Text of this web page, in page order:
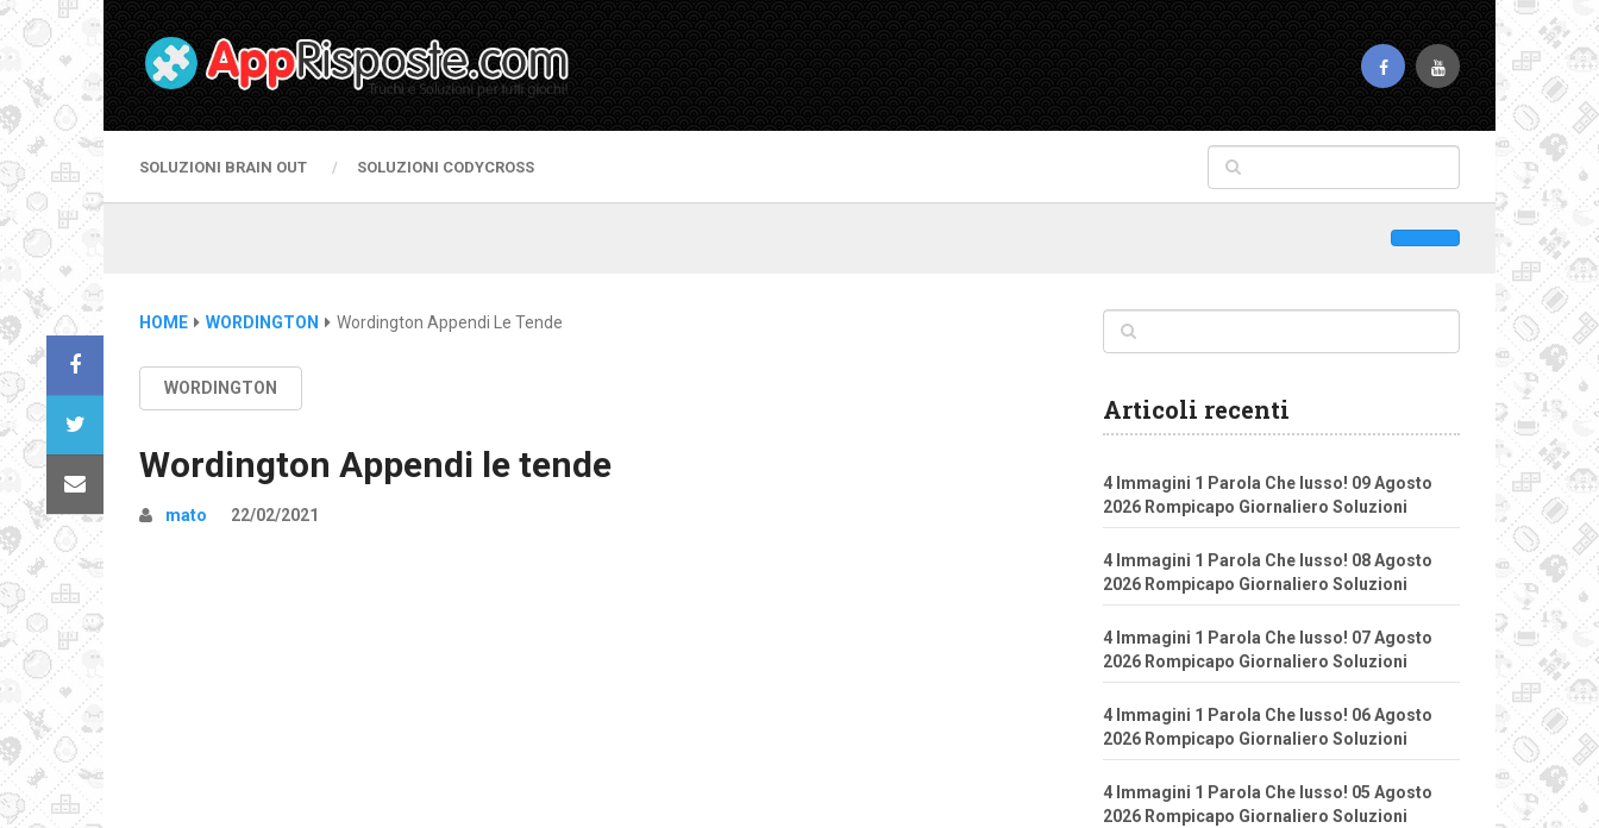
SOLUZIONI BRAIN OUT SOLUZIONI CODYCROSS
HOME WORDINGTON Wordington Appendi Le Tende
WORDINGTON
Wordington Appendi le tende
mato 22/02/2021
Articoli recenti
4 Immagini 1 Parola Che lusso! 09 Agosto
2026 Rompicapo Giornaliero Soluzioni
4 Immagini 1 Parola Che lusso! 08 Agosto
2026 Rompicapo Giornaliero Soluzioni
4 Immagini 1 Parola Che lusso! 07 Agosto
2026 Rompicapo Giornaliero Soluzioni
4 Immagini 1 Parola Che lusso! 06 Agosto
2026 Rompicapo Giornaliero Soluzioni
4 Immagini 1 Parola Che lusso! 05 Agosto
2026 Rompicapo Giornaliero Soluzioni